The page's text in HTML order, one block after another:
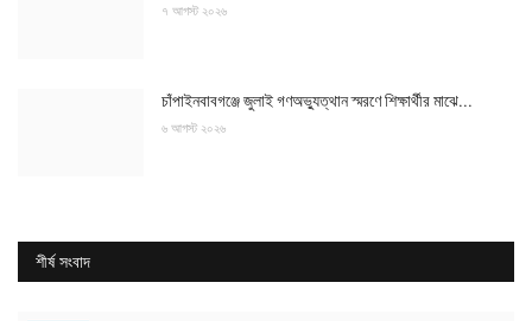
৭ আগস্ট ২০২৬
চাঁপাইনবাবগঞ্জে জুলাই গণঅভ্যুত্থান স্মরণে শিক্ষার্থীর মাঝে...
৬ আগস্ট ২০২৬
শীর্ষ সংবাদ